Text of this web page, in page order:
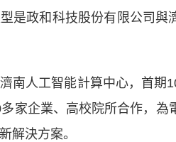
是政和科技股份有限公司
人工智能計算中心，首期
家企業、高校院所合作，
解決方案。